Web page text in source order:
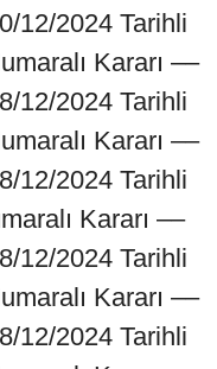
12/2024 Tarihli
Kararı ––
12/2024 Tarihli
Kararı ––
12/2024 Tarihli
Kararı ––
12/2024 Tarihli
Kararı ––
12/2024 Tarihli